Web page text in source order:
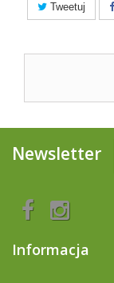
Tweetuj
Newsletter
Informacja